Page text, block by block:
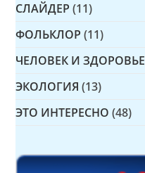
СЛАЙДЕР (11)
ФОЛЬКЛОР (11)
ЧЕЛОВЕК И ЗДОРОВЬЕ
ЭКОЛОГИЯ (13)
ЭТО ИНТЕРЕСНО (48)